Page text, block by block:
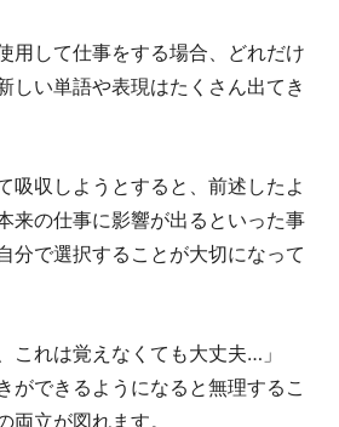
用して仕事をする場合、どれだけ
しい単語や表現はたくさん出てき
吸収しようとすると、前述したよ
来の仕事に影響が出るといった事
分で選択することが大切になって
これは覚えなくても大丈夫…」
ができるようになると無理するこ
両立が図れます。